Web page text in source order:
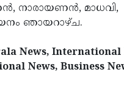
നാരായണന്‍, മാധവി,
ഞായറാഴ്ച.
News, International
News, Business